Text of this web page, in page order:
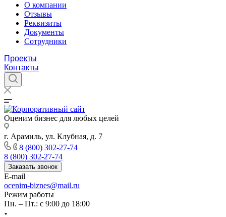
О компании
Отзывы
Реквизиты
Документы
Сотрудники
Проекты
Контакты
Оценим бизнес для любых целей
г. Арамиль, ул. Клубная, д. 7
8 (800) 302-27-74
8 (800) 302-27-74
Заказать звонок
E-mail
ocenim-biznes@mail.ru
Режим работы
Пн. – Пт.: с 9:00 до 18:00